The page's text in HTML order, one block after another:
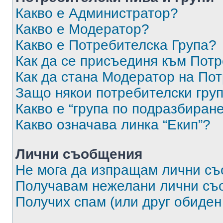
Какво е Администратор?
Какво е Модератор?
Какво е Потребителска Група?
Как да се присъединя към
Как да стана Модератор на
Защо някои потребителски
Какво е “група по
Какво означава линка “Екип”?
Лични съобщения
Не мога да изпращам лични
Получавам нежелани лични
Получих спам (или друг